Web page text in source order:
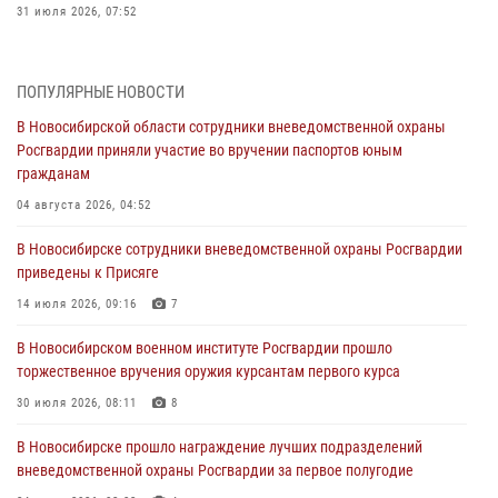
31 июля 2026, 07:52
При силовой поддержке бойцов ОМОН и СОБР Росгвардии
пресечена деятельность группы лиц, причастных к мошенничеству
в сфере страхования
В Новосибирске сотрудниками вневедомственной охраны
Росгвардии задержан гражданин, находящийся в розыске
В Новосибирске военнослужащие отряда спецназа «Ермак»
Росгвардии провели занятия по беспарашютному десантированию
В Новосибирске военнослужащие Росгвардии почтили память детей
ПОПУЛЯРНЫЕ НОВОСТИ
В Новосибирской области сотрудники вневедомственной охраны
Росгвардии приняли участие во вручении паспортов юным
гражданам
04 августа 2026, 04:52
В Новосибирске сотрудники вневедомственной охраны Росгвардии
приведены к Присяге
14 июля 2026, 09:16 7
В Новосибирском военном институте Росгвардии прошло
торжественное вручения оружия курсантам первого курса
30 июля 2026, 08:11 8
В Новосибирске прошло награждение лучших подразделений
вневедомственной охраны Росгвардии за первое полугодие